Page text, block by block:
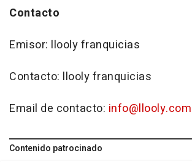
Contacto
Emisor: llooly franquicias
Contacto: llooly franquicias
Email de contacto: info@llooly.com
Contenido patrocinado